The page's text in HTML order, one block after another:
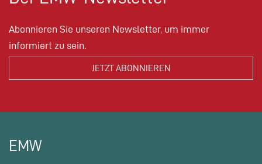
Abonnieren Sie unseren Newsletter, um immer
informiert zu sein.
EMW